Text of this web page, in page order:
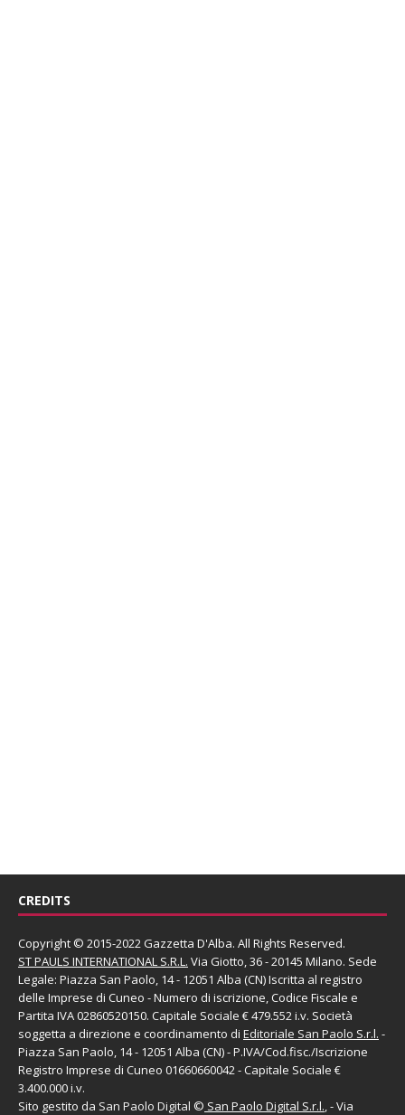
CREDITS
Copyright © 2015-2022 Gazzetta D'Alba. All Rights Reserved.
ST PAULS INTERNATIONAL S.R.L. Via Giotto, 36 - 20145 Milano. Sede
Legale: Piazza San Paolo, 14 - 12051 Alba (CN) Iscritta al registro
delle Imprese di Cuneo - Numero di iscrizione, Codice Fiscale e
Partita IVA 02860520150. Capitale Sociale € 479.552 i.v. Società
soggetta a direzione e coordinamento di Editoriale San Paolo S.r.l. -
Piazza San Paolo, 14 - 12051 Alba (CN) - P.IVA/Cod.fisc./Iscrizione
Registro Imprese di Cuneo 01660660042 - Capitale Sociale €
3.400.000 i.v.
Sito gestito da San Paolo Digital © San Paolo Digital S.r.l., - Via